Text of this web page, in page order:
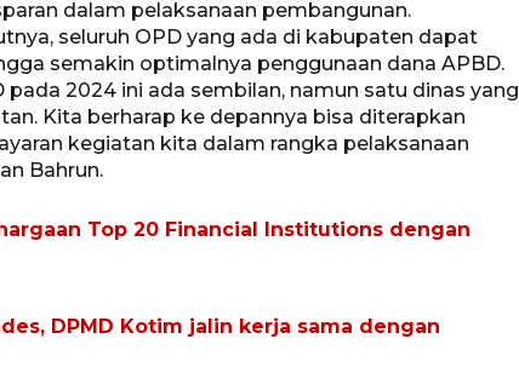
dalam pelaksanaan pembangunan.
seluruh OPD yang ada di kabupaten dapat
semakin optimalnya penggunaan dana APBD.
pada 2024 ini ada sembilan, namun satu dinas yang
Kita berharap ke depannya bisa diterapkan
kegiatan kita dalam rangka pelaksanaan
Bahrun.
Top 20 Financial Institutions dengan
DPMD Kotim jalin kerja sama dengan